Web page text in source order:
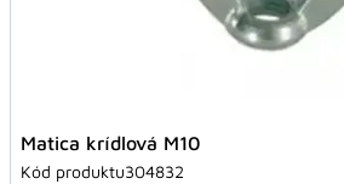
Matica krídlová M10
Kód produktu304832